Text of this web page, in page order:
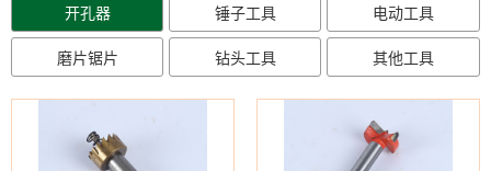
开孔器 锤子工具 电动工具
磨片锯片 钻头工具 其他工具